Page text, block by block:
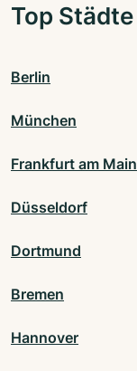
Top Städte
Berlin
München
Frankfurt am Main
Düsseldorf
Dortmund
Bremen
Hannover